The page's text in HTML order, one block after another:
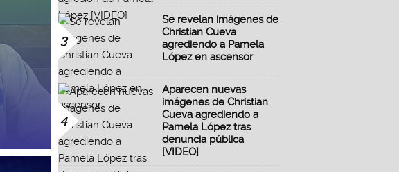
3
Se revelan imágenes de
Christian Cueva
agrediendo a Pamela
López en ascensor
4
Aparecen nuevas
imágenes de Christian
Cueva agrediendo a
Pamela López tras
denuncia pública
[VIDEO]